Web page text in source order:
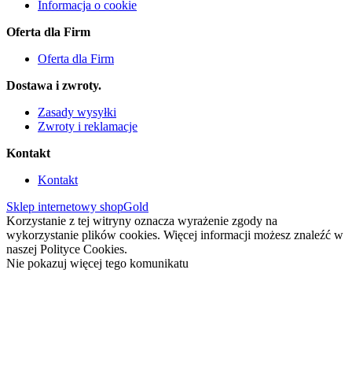
Informacja o cookie
Oferta dla Firm
Oferta dla Firm
Dostawa i zwroty.
Zasady wysyłki
Zwroty i reklamacje
Kontakt
Kontakt
Sklep internetowy shopGold
Korzystanie z tej witryny oznacza wyrażenie zgody na
wykorzystanie plików cookies. Więcej informacji możesz znaleźć w
naszej Polityce Cookies.
Nie pokazuj więcej tego komunikatu